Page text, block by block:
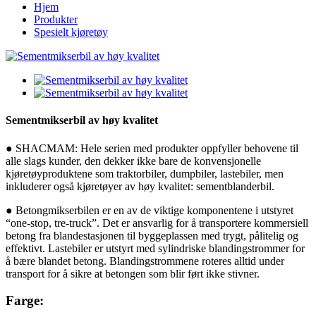
Hjem
Produkter
Spesielt kjøretøy
Sementmikserbil av høy kvalitet
● SHACMAM: Hele serien med produkter oppfyller behovene til
alle slags kunder, den dekker ikke bare de konvensjonelle
kjøretøyproduktene som traktorbiler, dumpbiler, lastebiler, men
inkluderer også kjøretøyer av høy kvalitet: sementblanderbil.
● Betongmikserbilen er en av de viktige komponentene i utstyret
“one-stop, tre-truck”. Det er ansvarlig for å transportere kommersiell
betong fra blandestasjonen til byggeplassen med trygt, pålitelig og
effektivt. Lastebiler er utstyrt med sylindriske blandingstrommer for
å bære blandet betong. Blandingstrommene roteres alltid under
transport for å sikre at betongen som blir ført ikke stivner.
Farge: